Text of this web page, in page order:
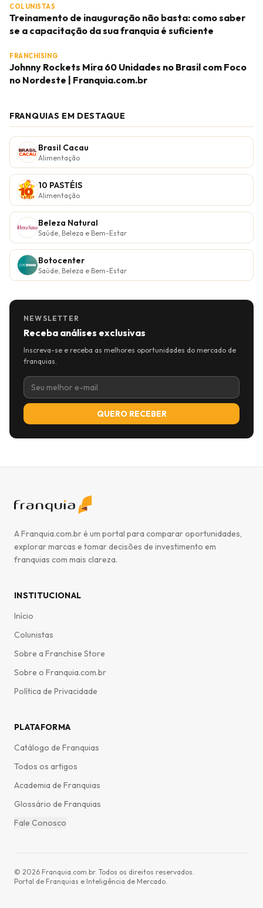
COLUNISTAS
Treinamento de inauguração não basta: como saber
se a capacitação da sua franquia é suficiente
FRANCHISING
Johnny Rockets Mira 60 Unidades no Brasil com Foco
no Nordeste | Franquia.com.br
FRANQUIAS EM DESTAQUE
Brasil Cacau
Alimentação
10 PASTÉIS
Alimentação
Beleza Natural
Saúde, Beleza e Bem-Estar
Botocenter
Saúde, Beleza e Bem-Estar
NEWSLETTER
Receba análises exclusivas
Inscreva-se e receba as melhores oportunidades do mercado de
franquias.
QUERO RECEBER
A Franquia.com.br é um portal para comparar oportunidades,
explorar marcas e tomar decisões de investimento em
franquias com mais clareza.
INSTITUCIONAL
Início
Colunistas
Sobre a Franchise Store
Sobre o Franquia.com.br
Política de Privacidade
PLATAFORMA
Catálogo de Franquias
Todos os artigos
Academia de Franquias
Glossário de Franquias
Fale Conosco
© 2026 Franquia.com.br. Todos os direitos reservados.
Portal de Franquias e Inteligência de Mercado.